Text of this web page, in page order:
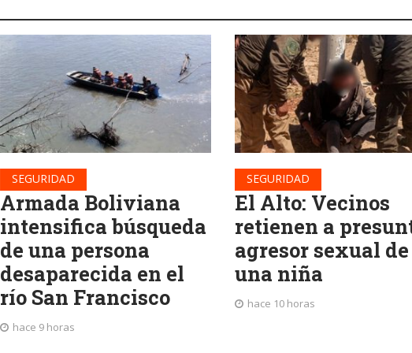
SEGURIDAD
Armada Boliviana
intensifica búsqueda
de una persona
desaparecida en el
río San Francisco
hace 9 horas
SEGURIDAD
El Alto: Vecinos
retienen a
agresor sexual de
una niña
hace 10 horas